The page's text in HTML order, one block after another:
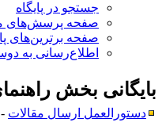
جستجو در پایگاه
صفحه پرسش‌های
صفحه برترین‌های
اطلاع‌رسانی به
بخش
دستورالعمل ارسال مقالات- 1399/5/21 -